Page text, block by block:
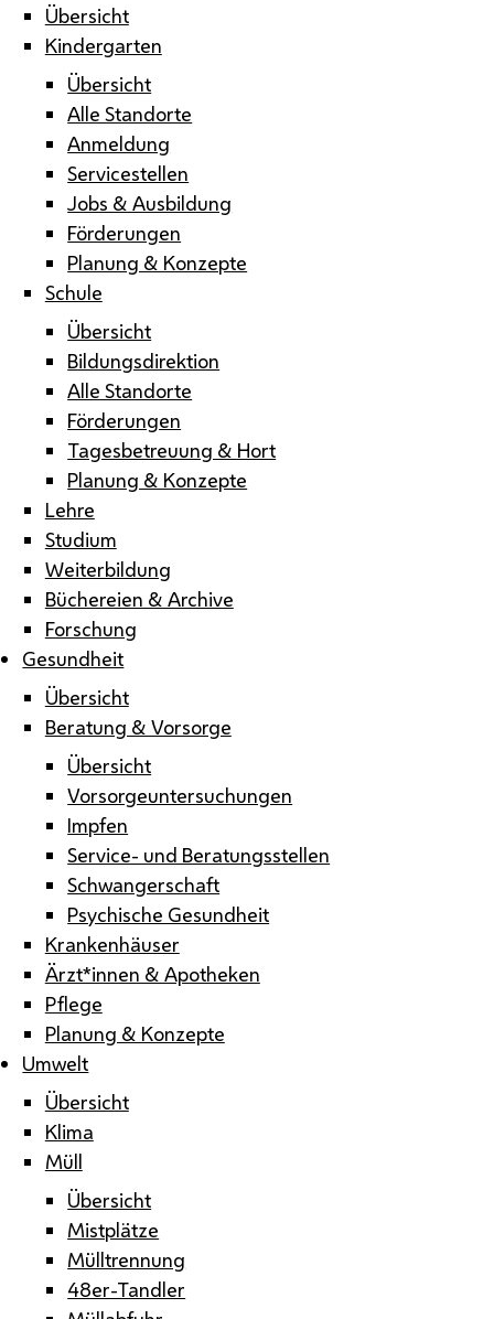
Übersicht
Kindergarten
Übersicht
Alle Standorte
Anmeldung
Servicestellen
Jobs & Ausbildung
Förderungen
Planung & Konzepte
Schule
Übersicht
Bildungsdirektion
Alle Standorte
Förderungen
Tagesbetreuung & Hort
Planung & Konzepte
Lehre
Studium
Weiterbildung
Büchereien & Archive
Forschung
Gesundheit
Übersicht
Beratung & Vorsorge
Übersicht
Vorsorgeuntersuchungen
Impfen
Service- und Beratungsstellen
Schwangerschaft
Psychische Gesundheit
Krankenhäuser
Ärzt*innen & Apotheken
Pflege
Planung & Konzepte
Umwelt
Übersicht
Klima
Müll
Übersicht
Mistplätze
Mülltrennung
48er-Tandler